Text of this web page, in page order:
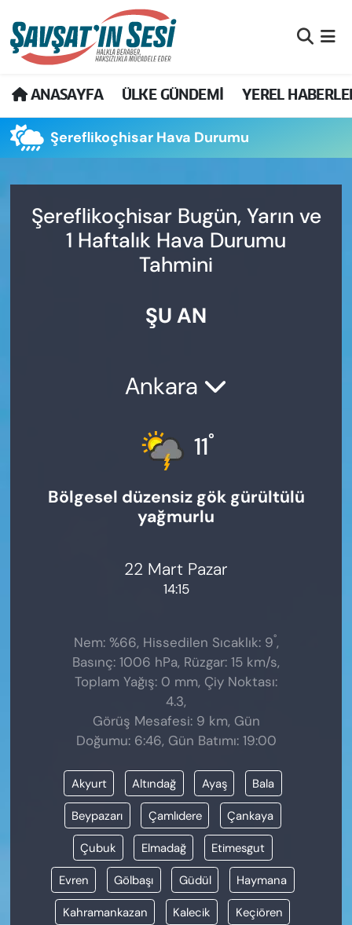
ANASAYFA ÜLKE GÜNDEMİ YEREL
Şereflikoçhisar Hava Durumu
Şereflikoçhisar Bugün, Yarın ve
1 Haftalık Hava Durumu
Tahmini
ŞU AN
Ankara
11°
Bölgesel düzensiz gök gürültülü
yağmurlu
22 Mart Pazar
14:15
Nem: %66, Hissedilen Sıcaklık: 9°,
Basınç: 1006 hPa, Rüzgar: 15 km/s,
Toplam Yağış: 0 mm, Çiy Noktası:
4.3,
Görüş Mesafesi: 9 km, Gün
Doğumu: 6:46, Gün Batımı: 19:00
Akyurt Altındağ Ayaş Bala
Beypazarı Çamlıdere Çankaya
Çubuk Elmadağ Etimesgut
Evren Gölbaşı Güdül Haymana
Kahramankazan Kalecik Keçiören
Artvin Nöbetçi Eczaneler
Artvin Hava Durumu
Artvin Namaz Vakitleri
Puan Durumu ve Fikstür